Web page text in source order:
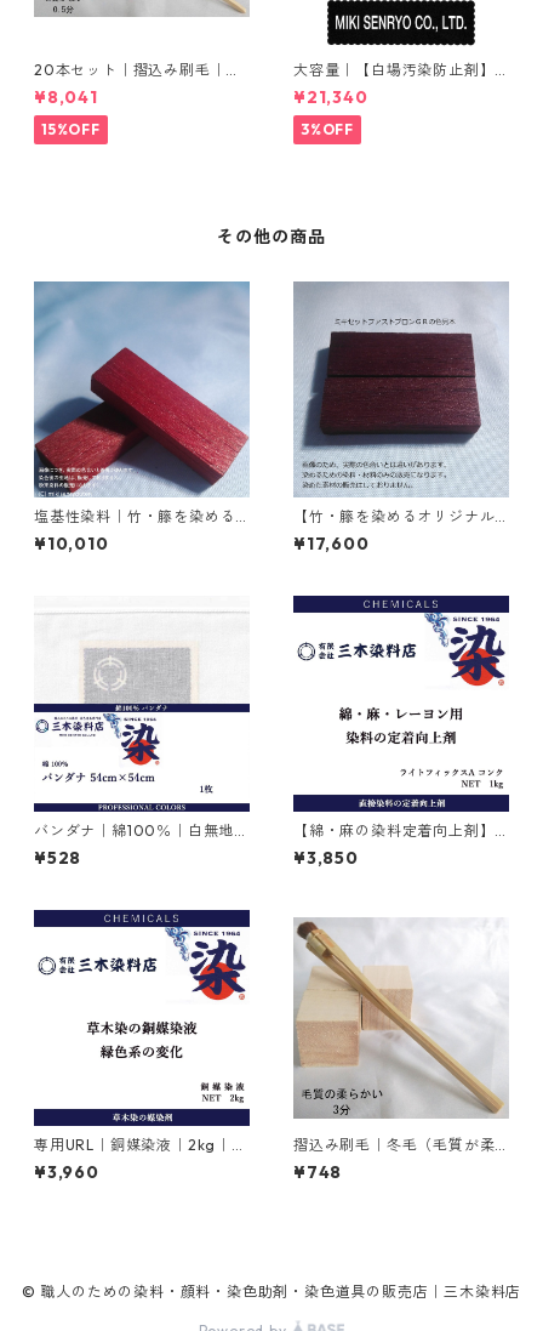
20本セット｜摺込み刷毛｜夏
毛（毛質が硬い）0.5分
¥8,041
15%OFF
大容量｜【白場汚染防止剤】
｜2kg×5本｜ホワイトクリー
ナＭ
¥21,340
3%OFF
その他の商品
塩基性染料｜竹・籐を染める
｜500g｜M.Bビスマークブロ
ンＢ（茶色）
¥10,010
【竹・籐を染めるオリジナル
染料】｜1kg｜ミキセットファ
ストブロンＧＲ（こげ茶色）
¥17,600
バンダナ｜綿100％｜白無地｜
54cm×54cm×1枚
¥528
【綿・麻の染料定着向上剤】
｜1kg｜ライトフィックスAコ
ンク
¥3,850
専用URL｜銅媒染液｜2kg｜
【銅媒染剤】
¥3,960
摺込み刷毛｜冬毛（毛質が柔
らかい）3分
¥748
© 職人のための染料・顔料・染色助剤・染色道具の販売店｜三木染料店